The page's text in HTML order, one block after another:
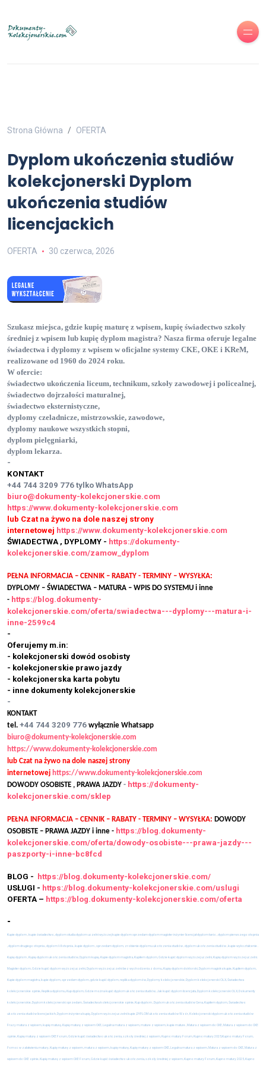
Strona Główna OFERTA
Dyplom ukończenia studiów
kolekcjonerski Dyplom
ukończenia studiów
licencjackich
OFERTA 30 czerwca, 2026
Szukasz miejsca, gdzie kupię maturę z wpisem, kupię świadectwo szkoły
średniej z wpisem lub kupię dyplom magistra? Nasza firma oferuje legalne
świadectwa i dyplomy z wpisem w oficjalne systemy CKE, OKE i KReM,
realizowane od 1960 do 2024 roku.
W ofercie:
świadectwo ukończenia liceum, technikum, szkoły zawodowej i policealnej,
świadectwo dojrzałości maturalnej,
świadectwo eksternistyczne,
dyplomy czeladnicze, mistrzowskie, zawodowe,
dyplomy naukowe wszystkich stopni,
dyplom pielęgniarki,
dyplom lekarza.
-
KONTAKT
+44 744 3209 776 tylko WhatsApp
biuro@dokumenty-kolekcjonerskie.com
https://www.dokumenty-kolekcjonerskie.com
lub Czat na żywo na dole naszej strony
internetowej https://www.dokumenty-kolekcjonerskie.com
ŚWIADECTWA , DYPLOMY - https://dokumenty-
kolekcjonerskie.com/zamow_dyplom
PEŁNA INFORMACJA – CENNIK – RABATY - TERMINY – WYSYŁKA:
DYPLOMY – ŚWIADECTWA – MATURA – WPIS DO SYSTEMU i inne
- https://blog.dokumenty-
kolekcjonerskie.com/oferta/swiadectwa---dyplomy---matura-i-
inne-2599c4
-
Oferujemy m.in:
- kolekcjonerski dowód osobisty
- kolekcjonerskie prawo jazdy
- kolekcjonerska karta pobytu
- inne dokumenty kolekcjonerskie
-
KONTAKT
tel. +44 744 3209 776 wyłącznie Whatsapp
biuro@dokumenty-kolekcjonerskie.com
https://www.dokumenty-kolekcjonerskie.com
lub Czat na żywo na dole naszej strony
internetowej https://www.dokumenty-kolekcjonerskie.com
DOWODY OSOBISTE , PRAWA JAZDY - https://dokumenty-
kolekcjonerskie.com/sklep
PEŁNA INFORMACJA – CENNIK – RABATY - TERMINY – WYSYŁKA: DOWODY
OSOBISTE – PRAWA JAZDY i inne - https://blog.dokumenty-
kolekcjonerskie.com/oferta/dowody-osobiste---prawa-jazdy---
paszporty-i-inne-bc8fcd
BLOG -
https://blog.dokumenty-kolekcjonerskie.com/
USŁUGI - https://blog.dokumenty-kolekcjonerskie.com/uslugi
OFERTA – https://blog.dokumenty-kolekcjonerskie.com/oferta
-
Kupie dyplom , kupie świadectwo, dyplom studia dyplom uczelni wyższej kupie dyplom sprzedam dyplom magister inżynier licencjat dyplom tanio , dyplom pierwszego stopnia
, dyplom drugiego stopnia , dyplom I i II stopnia , kupie dyplom , sprzedam dyplom, zrobienie dyplomu ukończenia studiów , dyplom ukończenia studiów , kupie wykształcenie .
Kupię dyplom , Kupię dyplom ukończenia studiów, Dyplom kupię, Kupie dyplom magistra, Kupiłem dyplom, Gdzie kupić dyplom wyższej uczelni, Kupię dyplom wyższej uczelni.
Magister dyplom, Gdzie kupić dyplom wyższej uczelni, Dyplom wyższej uczelni bez wychodzenia z domu, Kupię dyplom doktorski, Dyplom magistra kupie, Kupiłem dyplom,
Kupie dyplom magistra, kupie dyplom, sprzedam dyplom, gdzie kupić dyplom, replika dyplomów, Dyplomy kolekcjonerskie, Dyplom kolekcjonerski OLX, Świadectwa
kolekcjonerskie opinie, Replika dyplomu, Kup dyplom, Gdzie można kupić dyplom ukończenia studiów, Jak kupić dyplom licencjata, Dyplom kolekcjonerski OLX, Dokumenty
kolekcjonerskie, Dyplom kolekcjonerski sprzedam, Świadectwa kolekcjonerskie opinie, Kup dyplom , Dyplom ukończenia studiów Cena, Kupiłem dyplom, Świadectwo
ukończenia studiów licencjackich, Dyplom inżyniera kupię, Dyplom wyższej uczelni kupie ,DYPLOM ukończenia studiów Wzór, Kolekcjonerski dyplom ukończenia studiów
Frazy matura z wpisem, kupię maturę, Kupię maturę z wpisem CKE, Legalna matura z wpisem, mature z wpisem, kupie mature , Matura z wpisem do CKE, Matura z wpisem do CKE
opinie, Kupię maturę z wpisem CKE Forum, Gdzie kupić świadectwo ukończenia, szkoły średniej z wpisem, Kupno matury Forum, Kupno matury 2025,Kupno matury Forum,
Pomoc w załatwieniu matury, Kupię maturę z wpisem, matura z wpisem, kupię maturę, Kupię maturę z wpisem CKE, Legalna matura z wpisem, Matura z wpisem do CKE, Matura z
wpisem do CKE opinie, Kupię maturę z wpisem CKE Forum, Gdzie kupić świadectwo ukończenia, szkoły średniej z wpisem, Kupno matury Forum, Kupno matury 2025, Kupno